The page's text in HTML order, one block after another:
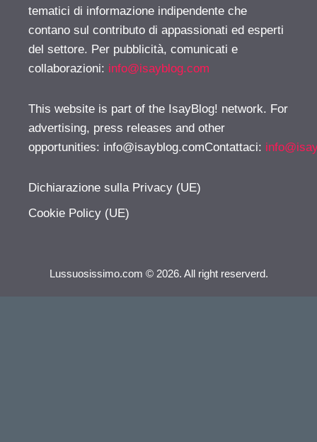
tematici di informazione indipendente che
contano sul contributo di appassionati ed esperti
del settore. Per pubblicità, comunicati e
collaborazioni: info@isayblog.com
This website is part of the IsayBlog! network. For
advertising, press releases and other
opportunities: info@isayblog.comContattaci:
Dichiarazione sulla Privacy (UE)
Cookie Policy (UE)
Lussuosissimo.com © 2026. All right reserverd.